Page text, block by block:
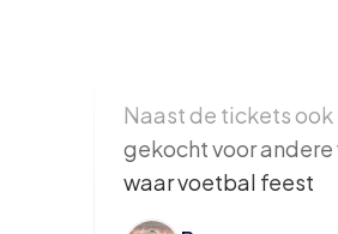
Naast de tickets
gekocht voor
waar voetbal feest